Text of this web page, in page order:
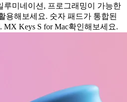
루미네이션, 프로그래밍이 가능한
용해보세요. 숫자 패드가 통합된
Keys S for Mac확인해보세요.